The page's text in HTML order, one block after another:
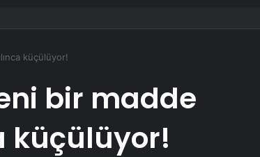
küçülüyor!
bir madde
küçülüyor!